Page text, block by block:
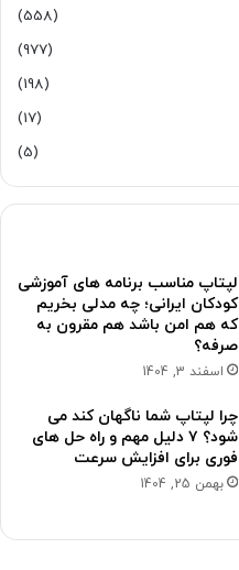
(558)
(977)
(198)
(17)
(5)
لپتاپ مناسب برنامه های آموزشی
کودکان ایرانی؛ چه مدلی بخریم
که هم امن باشد هم مقرون به
صرفه؟
اسفند 3, 1404
چرا لپتاپ شما ناگهان کند می
شود؟ ۷ دلیل مهم و راه حل های
فوری برای افزایش سرعت
بهمن 25, 1404